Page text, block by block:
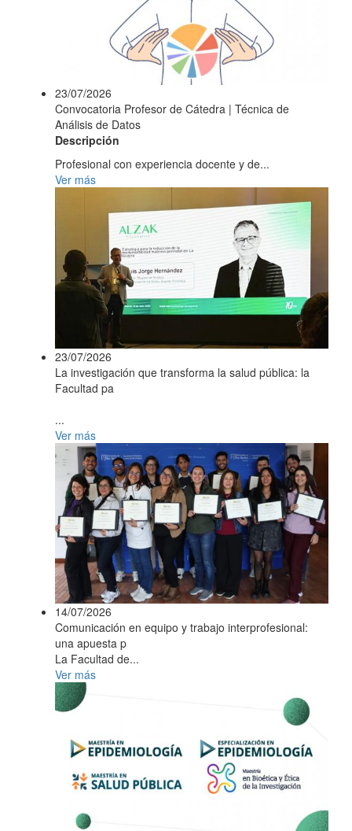
23/07/2026
Convocatoria Profesor de Cátedra | Técnica de
Análisis de Datos
Descripción
Profesional con experiencia docente y de...
Ver más
23/07/2026
La investigación que transforma la salud pública: la
Facultad pa
...
Ver más
14/07/2026
Comunicación en equipo y trabajo interprofesional:
una apuesta p
La Facultad de...
Ver más